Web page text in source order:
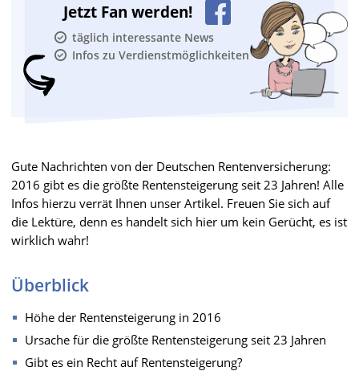
Jetzt Fan werden!
täglich interessante News
Infos zu Verdienstmöglichkeiten
Gute Nachrichten von der Deutschen Rentenversicherung:
2016 gibt es die größte Rentensteigerung seit 23 Jahren! Alle
Infos hierzu verrät Ihnen unser Artikel. Freuen Sie sich auf
die Lektüre, denn es handelt sich hier um kein Gerücht, es ist
wirklich wahr!
Überblick
Höhe der Rentensteigerung in 2016
Ursache für die größte Rentensteigerung seit 23 Jahren
Gibt es ein Recht auf Rentensteigerung?